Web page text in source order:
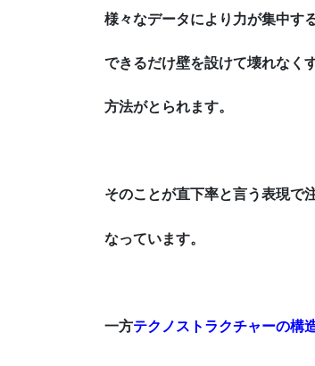
様々なデータにより力が集中す
できるだけ壁を設けて壊れなく
方法がとられます。
そのことが直下率と言う表現で
なっています。
一方テクノストラクチャーの構